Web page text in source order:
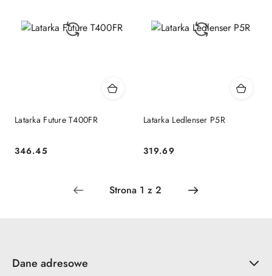
Latarka Future T400FR
Cena:
346.45
Latarka Ledlenser P5R
Cena:
319.69
Dane adresowe